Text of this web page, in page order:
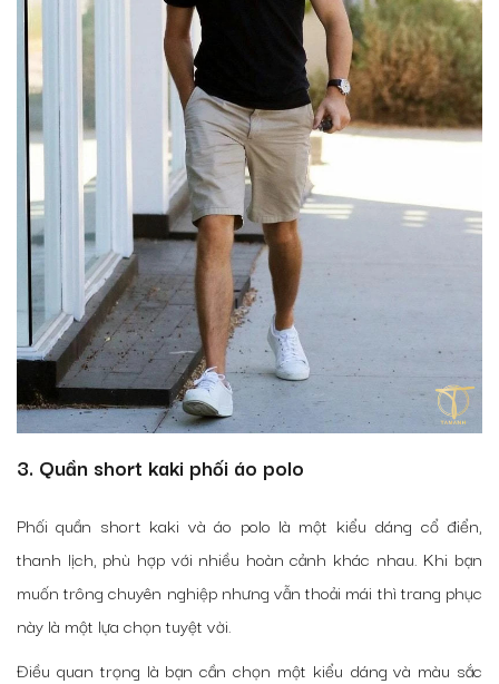
3. Quần short kaki phối áo polo
Phối quần short kaki và áo polo là một kiểu dáng cổ điển,
thanh lịch, phù hợp với nhiều hoàn cảnh khác nhau. Khi bạn
muốn trông chuyên nghiệp nhưng vẫn thoải mái thì trang phục
này là một lựa chọn tuyệt vời.
Điều quan trọng là bạn cần chọn một kiểu dáng và màu sắc